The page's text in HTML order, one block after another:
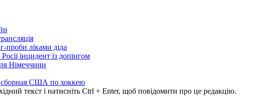
проби ліками діда
інцидент із допінгом
Німеччини
сборная США по хоккею
текст і натисніть Ctrl + Enter, щоб повідомити про це редакцію.